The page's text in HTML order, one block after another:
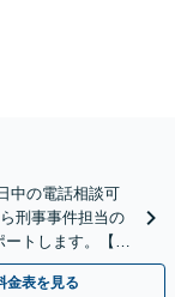
中の電話相談可
刑事事件担当の
トします。【毎
金表を見る